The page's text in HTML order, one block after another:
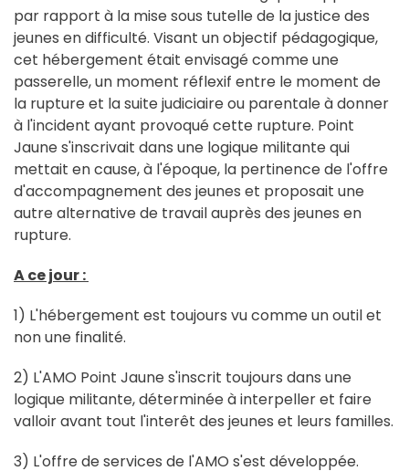
par rapport à la mise sous tutelle de la justice des
jeunes en difficulté. Visant un objectif pédagogique,
cet hébergement était envisagé comme une
passerelle, un moment réflexif entre le moment de
la rupture et la suite judiciaire ou parentale à donner
à l'incident ayant provoqué cette rupture. Point
Jaune s'inscrivait dans une logique militante qui
mettait en cause, à l'époque, la pertinence de l'offre
d'accompagnement des jeunes et proposait une
autre alternative de travail auprès des jeunes en
rupture.
A ce jour :
1) L'hébergement est toujours vu comme un outil et
non une finalité.
2) L'AMO Point Jaune s'inscrit toujours dans une
logique militante, déterminée à interpeller et faire
valloir avant tout l'interêt des jeunes et leurs familles.
3) L'offre de services de l'AMO s'est développée.